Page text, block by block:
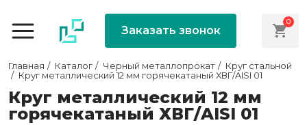
Заказать звонок
0
Главная Каталог Черный металлопрокат
Круг стальной
Круг металлический 12 мм горячекатаный ХВГ/AISI 01
Круг металлический 12 мм
горячекатаный ХВГ/AISI 01